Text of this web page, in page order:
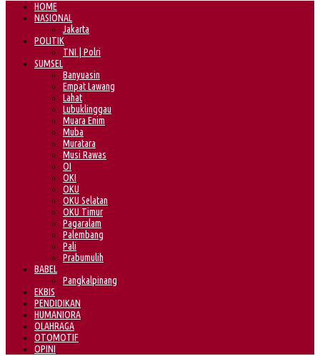
HOME
NASIONAL
Jakarta
POLITIK
TNI | Polri
SUMSEL
Banyuasin
Empat Lawang
Lahat
Lubuklinggau
Muara Enim
Muba
Muratara
Musi Rawas
OI
OKI
OKU
OKU Selatan
OKU Timur
Pagaralam
Palembang
Pali
Prabumulih
BABEL
Pangkalpinang
EKBIS
PENDIDIKAN
HUMANIORA
OLAHRAGA
OTOMOTIF
OPINI